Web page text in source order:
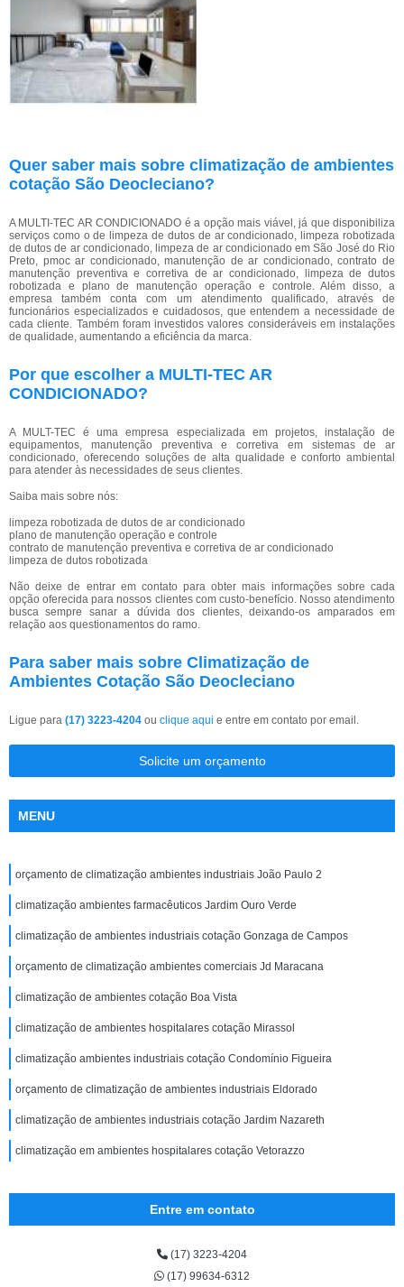
Quer saber mais sobre climatização de ambientes
cotação São Deocleciano?
A MULTI-TEC AR CONDICIONADO é a opção mais viável, já que disponibiliza
serviços como o de limpeza de dutos de ar condicionado, limpeza robotizada
de dutos de ar condicionado, limpeza de ar condicionado em São José do Rio
Preto, pmoc ar condicionado, manutenção de ar condicionado, contrato de
manutenção preventiva e corretiva de ar condicionado, limpeza de dutos
robotizada e plano de manutenção operação e controle. Além disso, a
empresa também conta com um atendimento qualificado, através de
funcionários especializados e cuidadosos, que entendem a necessidade de
cada cliente. Também foram investidos valores consideráveis em instalações
de qualidade, aumentando a eficiência da marca.
Por que escolher a MULTI-TEC AR
CONDICIONADO?
A MULT-TEC é uma empresa especializada em projetos, instalação de
equipamentos, manutenção preventiva e corretiva em sistemas de ar
condicionado, oferecendo soluções de alta qualidade e conforto ambiental
para atender às necessidades de seus clientes.
Saiba mais sobre nós:
limpeza robotizada de dutos de ar condicionado
plano de manutenção operação e controle
contrato de manutenção preventiva e corretiva de ar condicionado
limpeza de dutos robotizada
Não deixe de entrar em contato para obter mais informações sobre cada
opção oferecida para nossos clientes com custo-benefício. Nosso atendimento
busca sempre sanar a dúvida dos clientes, deixando-os amparados em
relação aos questionamentos do ramo.
Para saber mais sobre Climatização de
Ambientes Cotação São Deocleciano
Ligue para (17) 3223-4204 ou clique aqui e entre em contato por email.
Solicite um orçamento
MENU
orçamento de climatização ambientes industriais João Paulo 2
climatização ambientes farmacêuticos Jardim Ouro Verde
climatização de ambientes industriais cotação Gonzaga de Campos
orçamento de climatização ambientes comerciais Jd Maracana
climatização de ambientes cotação Boa Vista
climatização de ambientes hospitalares cotação Mirassol
climatização ambientes industriais cotação Condomínio Figueira
orçamento de climatização de ambientes industriais Eldorado
climatização de ambientes industriais cotação Jardim Nazareth
climatização em ambientes hospitalares cotação Vetorazzo
Entre em contato
(17) 3223-4204
(17) 99634-6312